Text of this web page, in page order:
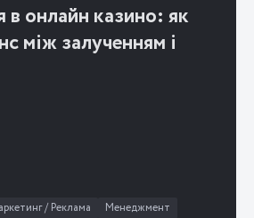
в онлайн казино: як
між залученням і
/ Реклама Менеджмент